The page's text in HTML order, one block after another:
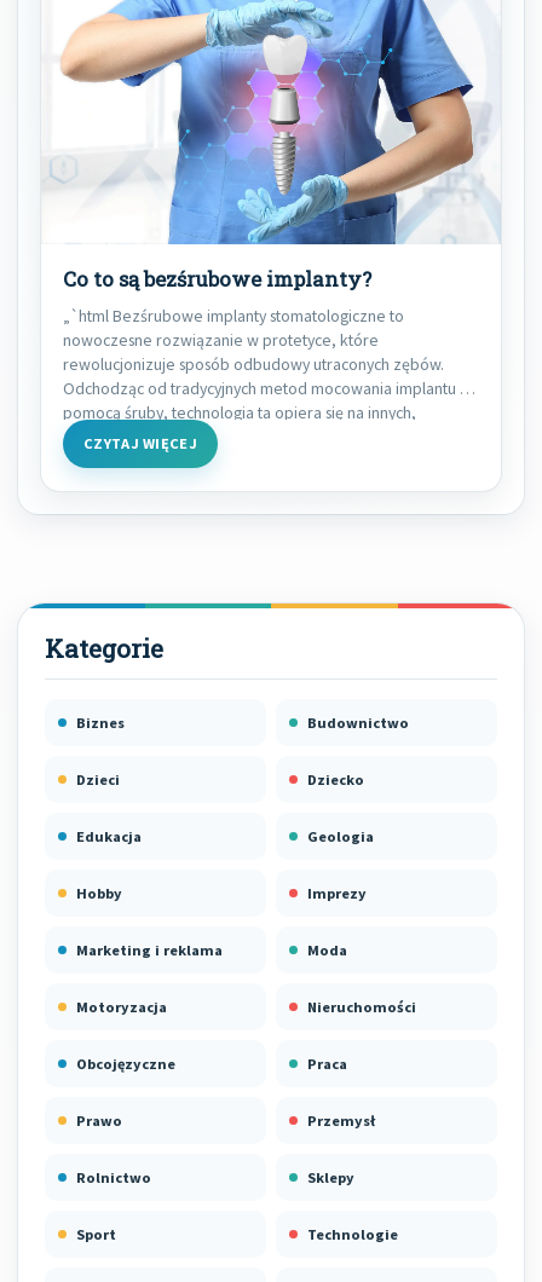
Co to są bezśrubowe implanty?
„`html Bezśrubowe implanty stomatologiczne to
nowoczesne rozwiązanie w protetyce, które
rewolucjonizuje sposób odbudowy utraconych zębów.
Odchodząc od tradycyjnych metod mocowania implantu za
pomocą śruby, technologia ta opiera się na innych,
CZYTAJ WIĘCEJ
Biznes Budownictwo
Dzieci Dziecko
Edukacja Geologia
Hobby Imprezy
Marketing i reklama Moda
Motoryzacja Nieruchomości
Obcojęzyczne Praca
Prawo Przemysł
Rolnictwo Sklepy
Sport Technologie